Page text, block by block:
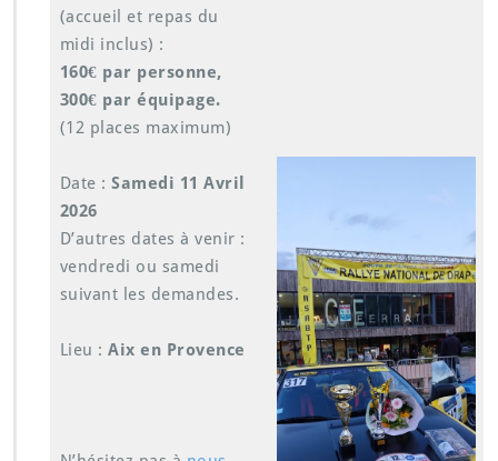
(accueil et repas du
midi inclus) :
160€ par personne,
300€ par équipage.
(12 places maximum)
Date : Samedi 11 Avril
2026
D’autres dates à venir :
vendredi ou samedi
suivant les demandes.
Lieu : Aix en Provence